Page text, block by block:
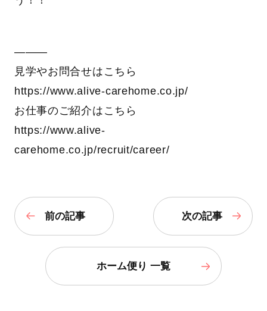
―――
見学やお問合せはこちら
https://www.alive-carehome.co.jp/
お仕事のご紹介はこちら
https://www.alive-
carehome.co.jp/recruit/career/
前の記事 次の記事
ホーム便り 一覧